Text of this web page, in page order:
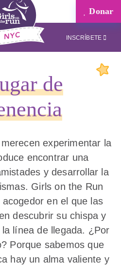
Donar
INSCRÍBETE
de
experimentar la
encontrar una
y desarrollar la
Girls on the Run
en el que las
descubrir su chispa y
la línea de llegada. ¿Por
Porque sabemos que
hay un alma valiente y